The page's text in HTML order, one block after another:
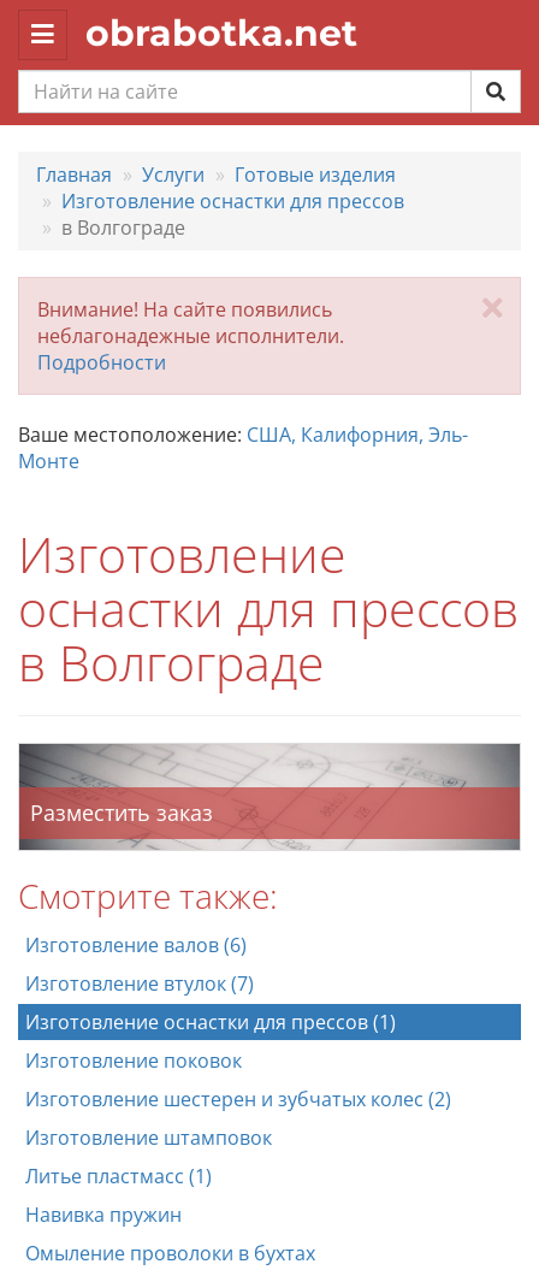
Toggle
navigation
obrabotka.net
Главная Услуги
Готовые изделия
Изготовление оснастки для прессов
в Волгограде
Внимание! На сайте появились
неблагонадежные исполнители.
Подробности
Ваше местоположение: США, Калифорния, Эль-
Монте
Изготовление
оснастки для прессов
в Волгограде
Разместить заказ
Смотрите также:
Изготовление валов (6)
Изготовление втулок (7)
Изготовление оснастки для прессов (1)
Изготовление поковок
Изготовление шестерен и зубчатых колес (2)
Изготовление штамповок
Литье пластмасс (1)
Навивка пружин
Омыление проволоки в бухтах